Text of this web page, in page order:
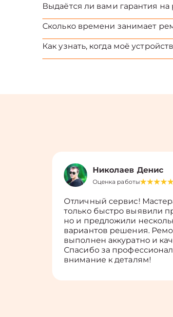
Выдаётся ли вами гарантия на
Сколько времени занимает
Как узнать, когда моё
Николаев Денис
Оценка работы
Отличный сервис!
только быстро выявили
но и предложили
вариантов решения.
выполнен аккуратно и
Спасибо за
внимание к деталям!